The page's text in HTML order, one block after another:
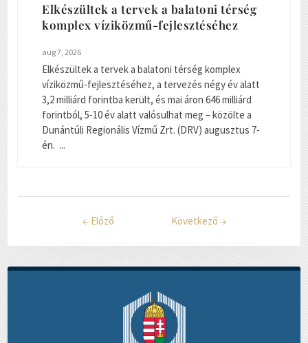
Elkészültek a tervek a balatoni térség
komplex víziközmű-fejlesztéséhez
aug 7, 2026
Elkészültek a tervek a balatoni térség komplex
víziközmű-fejlesztéséhez, a tervezés négy év alatt
3,2 milliárd forintba került, és mai áron 646 milliárd
forintból, 5-10 év alatt valósulhat meg – közölte a
Dunántúli Regionális Vízmű Zrt. (DRV) augusztus 7-
én. ...
← Előző Következő →